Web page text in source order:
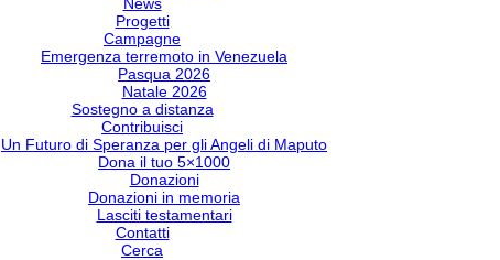
Progetti
Campagne
Emergenza terremoto in Venezuela
Pasqua 2026
Natale 2026
Sostegno a distanza
Contribuisci
Un Futuro di Speranza per gli Angeli di Maputo
Dona il tuo 5×1000
Donazioni
Donazioni in memoria
Lasciti testamentari
Contatti
Cerca